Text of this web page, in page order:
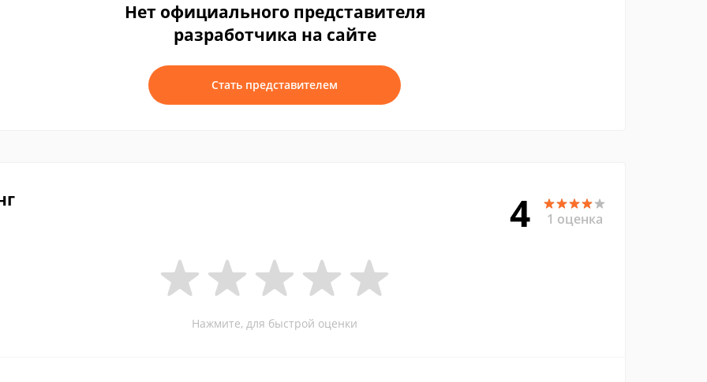
Нет официального представителя
разработчика на сайте
Стать представителем
4 1 оценка
Нажмите, для быстрой оценки